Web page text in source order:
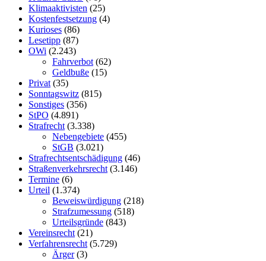
Klimaaktivisten (25)
Kostenfestsetzung (4)
Kurioses (86)
Lesetipp (87)
OWi (2.243)
Fahrverbot(62)
Geldbuße (15)
Privat(35)
Sonntagswitz (815)
Sonstiges (356)
StPO (4.891)
Strafrecht(3.338)
Nebengebiete (455)
StGB (3.021)
Strafrechtsentschädigung (46)
Straßenverkehrsrecht(3.146)
Termine (6)
Urteil (1.374)
Beweiswürdigung (218)
Strafzumessung (518)
Urteilsgründe (843)
Vereinsrecht(21)
Verfahrensrecht(5.729)
Ärger(3)